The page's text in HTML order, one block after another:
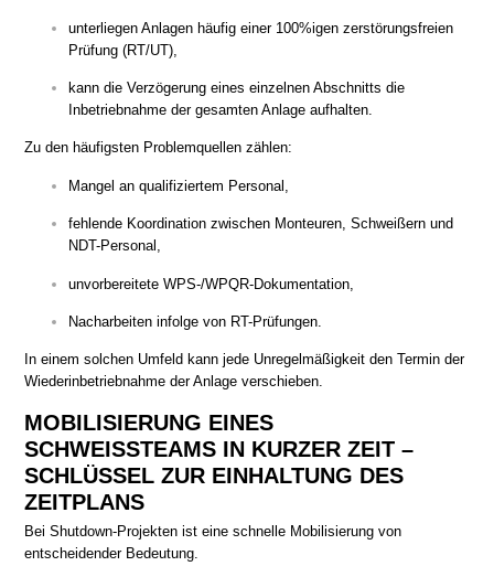
unterliegen Anlagen häufig einer 100%igen zerstörungsfreien
Prüfung (RT/UT),
kann die Verzögerung eines einzelnen Abschnitts die
Inbetriebnahme der gesamten Anlage aufhalten.
Zu den häufigsten Problemquellen zählen:
Mangel an qualifiziertem Personal,
fehlende Koordination zwischen Monteuren, Schweißern und
NDT-Personal,
unvorbereitete WPS-/WPQR-Dokumentation,
Nacharbeiten infolge von RT-Prüfungen.
In einem solchen Umfeld kann jede Unregelmäßigkeit den Termin der
Wiederinbetriebnahme der Anlage verschieben.
MOBILISIERUNG EINES
SCHWEISSTEAMS IN KURZER ZEIT –
SCHLÜSSEL ZUR EINHALTUNG DES
ZEITPLANS
Bei Shutdown-Projekten ist eine schnelle Mobilisierung von
entscheidender Bedeutung.